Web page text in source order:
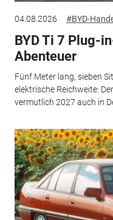
04.08.2026 #BYD-
BYD Ti 7 Plug-
Abenteuer
Fünf Meter lang, sieben
elektrische Reichweite:
vermutlich 2027 auch in